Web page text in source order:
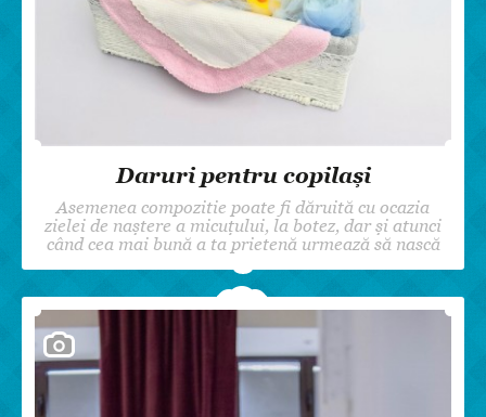
Daruri pentru copilași
Asemenea compozitie poate fi dăruită cu ocazia
zielei de naștere a micuțului, la botez, dar și atunci
când cea mai bună a ta prietenă urmează să nască